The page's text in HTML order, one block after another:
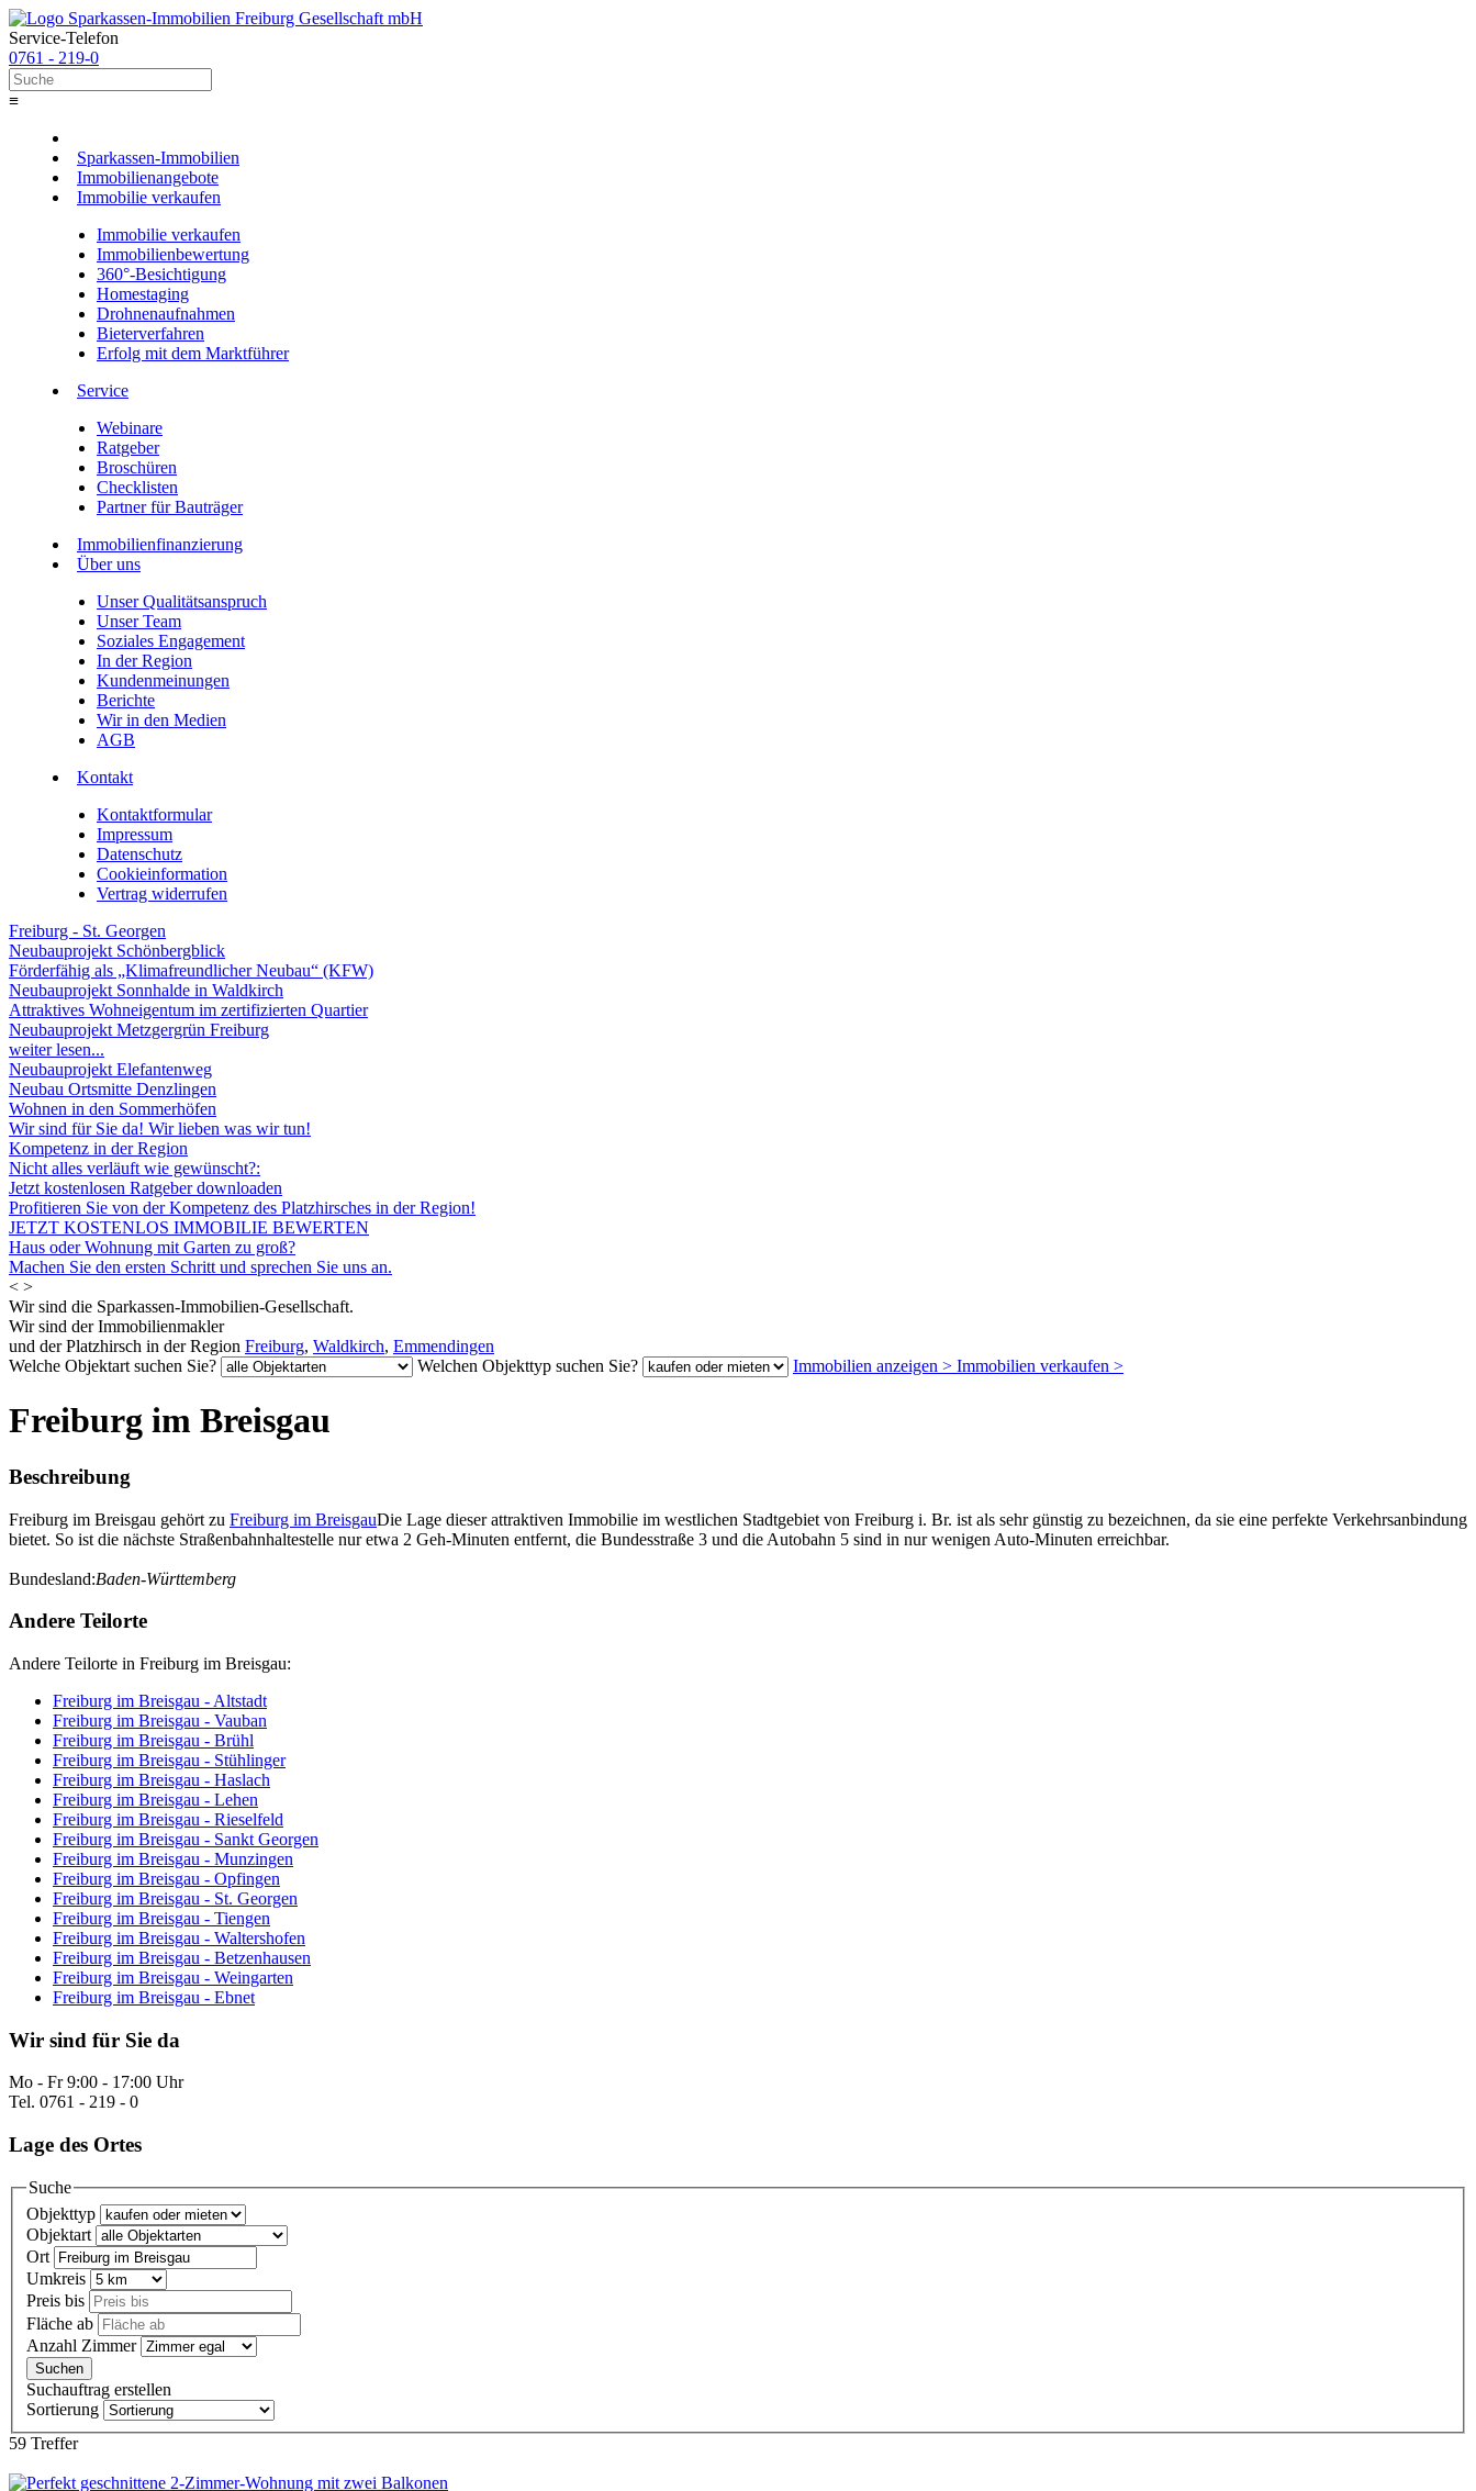
Service-Telefon
0761 - 219-0
≡
Sparkassen-Immobilien
Immobilienangebote
Immobilie verkaufen
Immobilie verkaufen
Immobilienbewertung
360°-Besichtigung
Homestaging
Drohnenaufnahmen
Bieterverfahren
Erfolg mit dem Marktführer
Service
Webinare
Ratgeber
Broschüren
Checklisten
Partner für Bauträger
Immobilienfinanzierung
Über uns
Unser Qualitätsanspruch
Unser Team
Soziales Engagement
In der Region
Kundenmeinungen
Berichte
Wir in den Medien
AGB
Kontakt
Kontaktformular
Impressum
Datenschutz
Cookieinformation
Vertrag widerrufen
Freiburg - St. Georgen
Neubauprojekt Schönbergblick
Förderfähig als „Klimafreundlicher Neubau“ (KFW)
Neubauprojekt Sonnhalde in Waldkirch
Attraktives Wohneigentum im zertifizierten Quartier
Neubauprojekt Metzgergrün Freiburg
weiter lesen...
Neubauprojekt Elefantenweg
Neubau Ortsmitte Denzlingen
Wohnen in den Sommerhöfen
Wir sind für Sie da! Wir lieben was wir tun!
Kompetenz in der Region
Nicht alles verläuft wie gewünscht?:
Jetzt kostenlosen Ratgeber downloaden
Profitieren Sie von der Kompetenz des Platzhirsches in der Region!
JETZT KOSTENLOS IMMOBILIE BEWERTEN
Haus oder Wohnung mit Garten zu groß?
Machen Sie den ersten Schritt und sprechen Sie uns an.
< >
Wir sind die Sparkassen-Immobilien-Gesellschaft.
Wir sind der Immobilienmakler
und der Platzhirsch in der Region Freiburg, Waldkirch, Emmendingen
Welche Objektart suchen Sie?
Welchen Objekttyp suchen Sie? Immobilien anzeigen > Immobilien verkaufen >
Freiburg im Breisgau
Beschreibung
Freiburg im Breisgau gehört zu Freiburg im BreisgauDie Lage dieser attraktiven Immobilie im westlichen Stadtgebiet von Freiburg i. Br. ist als sehr günstig zu bezeichnen, da sie eine perfekte Verkehrsanbindung
bietet. So ist die nächste Straßenbahnhaltestelle nur etwa 2 Geh-Minuten entfernt, die Bundesstraße 3 und die Autobahn 5 sind in nur wenigen Auto-Minuten erreichbar.
Bundesland:Baden-Württemberg
Andere Teilorte
Andere Teilorte in Freiburg im Breisgau:
Freiburg im Breisgau - Altstadt
Freiburg im Breisgau - Vauban
Freiburg im Breisgau - Brühl
Freiburg im Breisgau - Stühlinger
Freiburg im Breisgau - Haslach
Freiburg im Breisgau - Lehen
Freiburg im Breisgau - Rieselfeld
Freiburg im Breisgau - Sankt Georgen
Freiburg im Breisgau - Munzingen
Freiburg im Breisgau - Opfingen
Freiburg im Breisgau - St. Georgen
Freiburg im Breisgau - Tiengen
Freiburg im Breisgau - Waltershofen
Freiburg im Breisgau - Betzenhausen
Freiburg im Breisgau - Weingarten
Freiburg im Breisgau - Ebnet
Wir sind für Sie da
Mo - Fr 9:00 - 17:00 Uhr
Tel. 0761 - 219 - 0
Lage des Ortes
Suche
Objekttyp
Objektart
Ort
Umkreis
Preis bis
Fläche ab
Anzahl Zimmer
Suchauftrag erstellen
Sortierung
59 Treffer